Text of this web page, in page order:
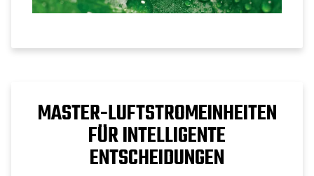
MASTER-LUFTSTROMEINHEITEN
FÜR INTELLIGENTE
ENTSCHEIDUNGEN